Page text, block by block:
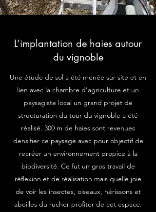
L’implantation de haies autour
du vignoble
Une étude de sol a été menée sur site et en
lien avec la chambre d'agriculture et un
paysagiste local un grand projet de
structuration du tour du vignoble a été
réalisé. 300 m de haies sont revenues
densifier ce paysage avec pour objectif de
recréer un environnement propice à la
biodiversité. Ce fut un gros travail de
réflexion et de réalisation mais quelle joie
de voir les insectes, oiseaux, hérissons et
abeilles du rucher profiter de cet espace.